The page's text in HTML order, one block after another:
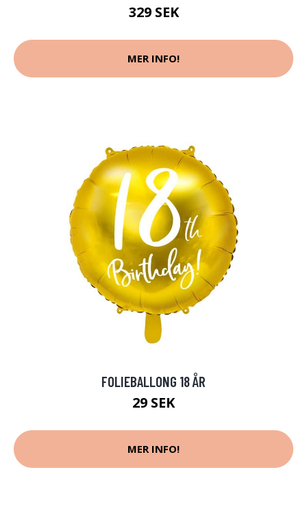
329 SEK
MER INFO!
FOLIEBALLONG 18 ÅR
29 SEK
MER INFO!